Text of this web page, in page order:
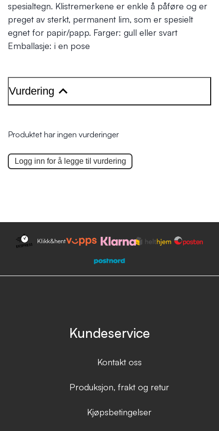
spesialtegn. Klistremerkene er enkle å påføre og er
preget av sterkt, permanent lim, som er spesielt
egnet for papir/papp. Farger: gull eller svart
Emballasje: i en pose
Vurdering
Produktet har ingen vurderinger
Logg inn for å legge til vurdering
Klikk&hent
Kundeservice
Kontakt oss
Produksjon, frakt og retur
Kjøpsbetingelser